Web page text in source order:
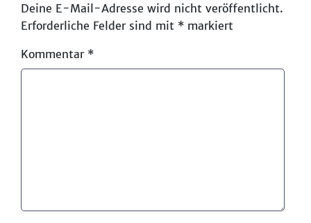
Deine E-Mail-Adresse wird nicht veröffentlicht.
Erforderliche Felder sind mit * markiert
Kommentar *